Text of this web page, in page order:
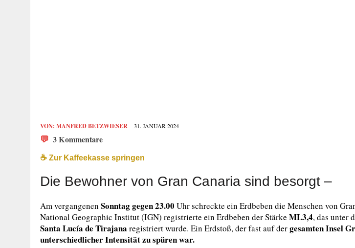
VON: MANFRED BETZWIESER 31. JANUAR 2024
💬 3 Kommentare
☕️ Zur Kaffeekasse springen
Die Bewohner von Gran Canaria sind besorgt –
Am vergangenen Sonntag gegen 23.00 Uhr schreckte ein Erdbeben die Menschen von
National Geographic Institut (IGN) registrierte ein Erdbeben der Stärke ML3,4, das unter
Santa Lucía de Tirajana registriert wurde. Ein Erdstoß, der fast auf dergesamten Insel
unterschiedlicher Intensität zu spüren war.